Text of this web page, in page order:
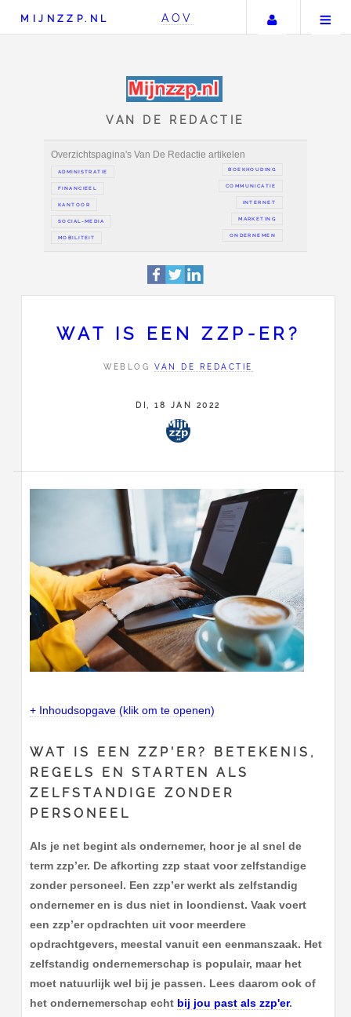
MIJNZZP.NL AOV Uw
VAN DE REDACTIE
Overzichtspagina's Van De Redactie artikelen
ADMINISTRATIE
MOBILITEIT
WAT IS EEN ZZP-ER?
WEBLOGVAN DE REDACTIE
DI, 18 JAN 2022
+ Inhoudsopgave (klik om te openen)
WAT IS EEN ZZP’ER? BETEKENIS,
REGELS EN STARTEN ALS
ZELFSTANDIGE ZONDER
PERSONEEL
Als je net begint als ondernemer, hoor je al snel de
term zzp’er. De afkorting zzp staat voor zelfstandige
zonder personeel. Een zzp’er werkt als zelfstandig
ondernemer en is dus niet in loondienst. Vaak voert
een zzp’er opdrachten uit voor meerdere
opdrachtgevers, meestal vanuit een eenmanszaak. Het
zelfstandig ondernemerschap is populair, maar het
moet natuurlijk wel bij je passen. Lees daarom ook of
het ondernemerschap echt bij jou past als zzp'er.